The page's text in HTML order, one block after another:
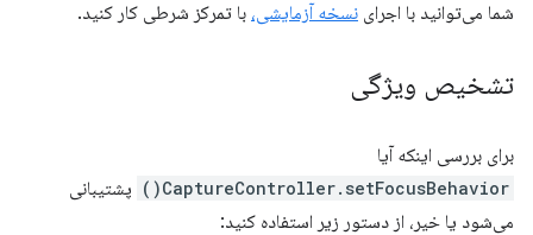
شما می‌توانید با اجرای نسخه آزمایشی، با تمرکز شرطی کار کنید.
تشخیص ویژگی
برای بررسی اینکه آیا
CaptureController.setFocusBehavior()
پشتیبانی
می‌شود یا خیر، از دستور زیر استفاده کنید: